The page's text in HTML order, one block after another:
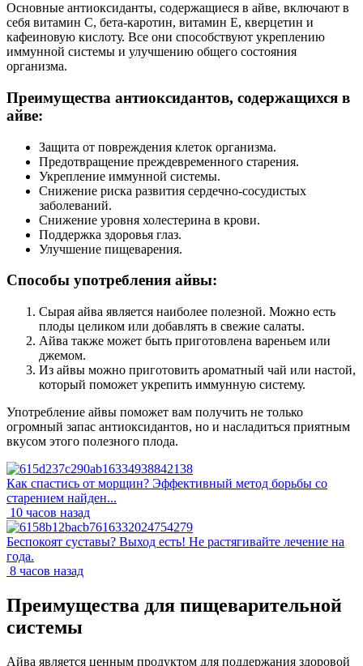
Основные антиоксиданты, содержащиеся в айве, включают в
себя витамин С, бета-каротин, витамин Е, кверцетин и
кафеиновую кислоту. Все они способствуют укреплению
иммунной системы и улучшению общего состояния
организма.
Преимущества антиоксидантов, содержащихся в
айве:
Защита от повреждения клеток организма.
Предотвращение преждевременного старения.
Укрепление иммунной системы.
Снижение риска развития сердечно-сосудистых
заболеваний.
Снижение уровня холестерина в крови.
Поддержка здоровья глаз.
Улучшение пищеварения.
Способы употребления айвы:
Сырая айва является наиболее полезной. Можно есть
плоды целиком или добавлять в свежие салаты.
Айва также может быть приготовлена вареньем или
джемом.
Из айвы можно приготовить ароматный чай или настой,
который поможет укрепить иммунную систему.
Употребление айвы поможет вам получить не только
огромный запас антиоксидантов, но и насладиться приятным
вкусом этого полезного плода.
Как спастись от морщин? Эффективный метод борьбы со
старением найден...
10 часов назад
Беспокоят суставы? Выход есть! Не растягивайте лечение на
года.
8 часов назад
Преимущества для пищеварительной
системы
Айва является ценным продуктом для поддержания здоровой